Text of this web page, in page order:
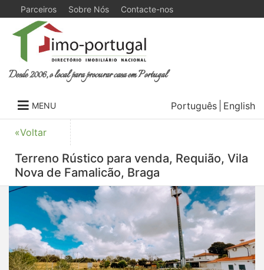
Parceiros Sobre Nós Contacte-nos
Desde 2006, o local para procurar casa em Portugal
MENU Português English
«Voltar
Terreno Rústico para venda, Requião, Vila
Nova de Famalicão, Braga